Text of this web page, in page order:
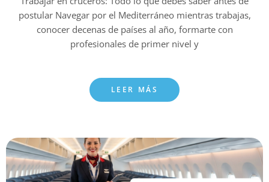
postular Navegar por el Mediterráneo mientras trabajas,
conocer decenas de países al año, formarte con
profesionales de primer nivel y
LEER MÁS